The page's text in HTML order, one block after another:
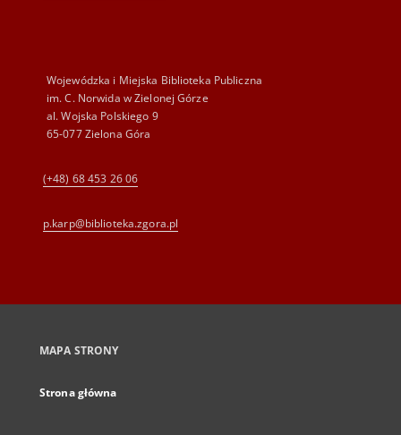
Wojewódzka i Miejska Biblioteka Publiczna
im. C. Norwida w Zielonej Górze
al. Wojska Polskiego 9
65-077 Zielona Góra
(+48) 68 453 26 06
p.karp@biblioteka.zgora.pl
MAPA STRONY
Strona główna